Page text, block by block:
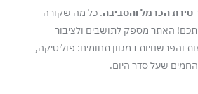
טירת הכרמל והסביבה. כל מה שקורה
האתר מספק לתושבים ולציבור
והפרשנויות במגוון תחומים: פוליטיקה,
שעל סדר היום.